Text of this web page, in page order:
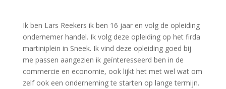
Ik ben Lars Reekers ik ben 16 jaar en volg de opleiding
ondernemer handel. Ik volg deze opleiding op het firda
martiniplein in Sneek. Ik vind deze opleiding goed bij
me passen aangezien ik geïnteresseerd ben in de
commercie en economie, ook lijkt het met wel wat om
zelf ook een onderneming te starten op lange termijn.